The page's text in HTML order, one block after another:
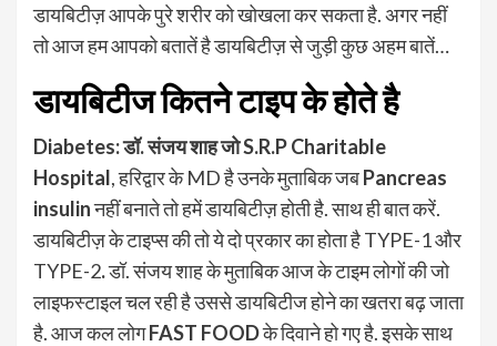
डायबिटीज़ आपके पुरे शरीर को खोखला कर सकता है. अगर नहीं
तो आज हम आपको बतातें है डायबिटीज़ से जुड़ी कुछ अहम बातें…
डायबिटीज कितने टाइप के होते है
Diabetes:डॉ. संजय शाह जो S.R.P Charitable
Hospital, हरिद्वार के MD है उनके मुताबिक जबPancreas
insulinनहीं बनाते तो हमें डायबिटीज़ होती है. साथ ही बात करें.
डायबिटीज़ के टाइप्स की तो ये दो प्रकार का होता है TYPE-1 और
TYPE-2.डॉ. संजय शाह के मुताबिक आज के टाइम लोगों की जो
लाइफस्टाइल चल रही है उससे डायबिटीज होने का खतरा बढ़ जाता
है. आज कल लोगFAST FOODके दिवाने हो गए है. इसके साथ